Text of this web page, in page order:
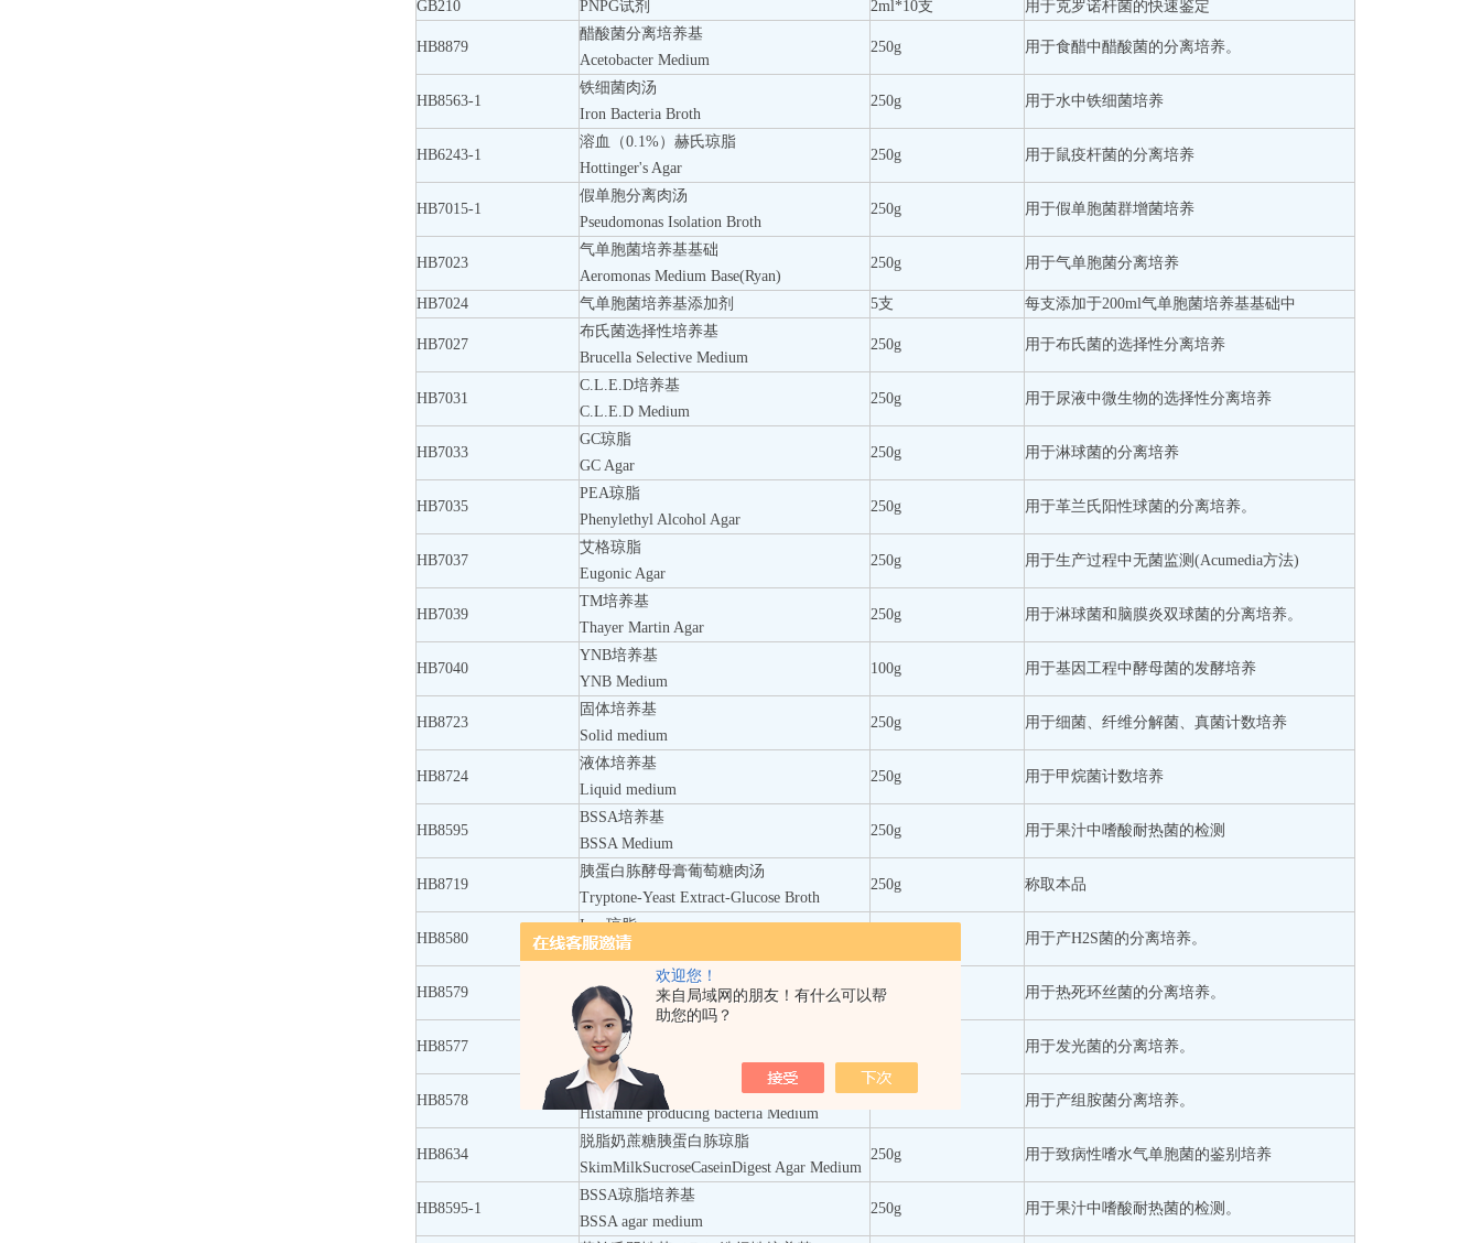
欢迎您！
来自局域网的朋友！有什么可以帮
助您的吗？
GB210
PNPG试剂 2ml*10支 用于克罗诺杆菌的快速鉴定
HB8879
醋酸菌分离培养基
Acetobacter Medium
250g 用于食醋中醋酸菌的分离培养。
HB8563-1
铁细菌肉汤
Iron Bacteria Broth
250g 用于水中铁细菌培养
HB6243-1
溶血（0.1%）赫氏琼脂
Hottinger's Agar
250g 用于鼠疫杆菌的分离培养
HB7015-1
假单胞分离肉汤
Pseudomonas Isolation Broth
250g 用于假单胞菌群增菌培养
HB7023
气单胞菌培养基基础
Aeromonas Medium Base(Ryan)
250g 用于气单胞菌分离培养
HB7024 气单胞菌培养基添加剂 5支 每支添加于200ml气单胞菌培养基基础中
HB7027
布氏菌选择性培养基
Brucella Selective Medium
250g 用于布氏菌的选择性分离培养
HB7031
C.L.E.D培养基
C.L.E.D Medium
250g 用于尿液中微生物的选择性分离培养
HB7033
GC琼脂
GC Agar
250g 用于淋球菌的分离培养
HB7035
PEA琼脂
Phenylethyl Alcohol Agar
250g 用于革兰氏阳性球菌的分离培养。
HB7037
艾格琼脂
Eugonic Agar
250g 用于生产过程中无菌监测(Acumedia方法)
HB7039
TM培养基
Thayer Martin Agar
250g 用于淋球菌和脑膜炎双球菌的分离培养。
HB7040
YNB培养基
YNB Medium
100g 用于基因工程中酵母菌的发酵培养
HB8723
固体培养基
Solid medium
250g 用于细菌、纤维分解菌、真菌计数培养
HB8724
液体培养基
Liquid medium
250g 用于甲烷菌计数培养
HB8595
BSSA培养基
BSSA Medium
250g 用于果汁中嗜酸耐热菌的检测
HB8719
胰蛋白胨酵母膏葡萄糖肉汤
Tryptone-Yeast Extract-Glucose Broth
250g 称取本品
HB8580
Iron琼脂
Iron Agar
用于产H2S菌的分离培养。
HB8579
STAA培养基
STAA Medium
250g 用于热死环丝菌的分离培养。
HB8577
发光菌培养基
photobacterium Medium
用于发光菌的分离培养。
HB8578
产组胺菌培养基
Histamine producing bacteria Medium
用于产组胺菌分离培养。
HB8634
脱脂奶蔗糖胰蛋白胨琼脂
SkimMilkSucroseCaseinDigest Agar Medium
250g 用于致病性嗜水气单胞菌的鉴别培养
HB8595-1
BSSA琼脂培养基
BSSA agar medium
250g 用于果汁中嗜酸耐热菌的检测。